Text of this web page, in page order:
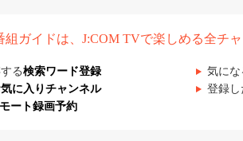
組ガイドは、J:COM TVで楽しめる全チ
る検索ワード登録 気に
に入りチャンネル 登録し
ート録画予約